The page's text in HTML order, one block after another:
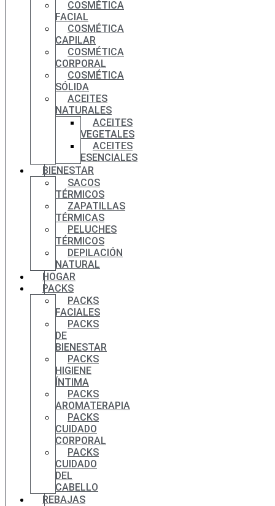
COSMÉTICA
FACIAL
COSMÉTICA
CAPILAR
COSMÉTICA
CORPORAL
COSMÉTICA
SÓLIDA
ACEITES
NATURALES
ACEITES
VEGETALES
ACEITES
ESENCIALES
BIENESTAR
SACOS
TÉRMICOS
ZAPATILLAS
TÉRMICAS
PELUCHES
TÉRMICOS
DEPILACIÓN
NATURAL
HOGAR
PACKS
PACKS
FACIALES
PACKS
DE
BIENESTAR
PACKS
HIGIENE
ÍNTIMA
PACKS
AROMATERAPIA
PACKS
CUIDADO
CORPORAL
PACKS
CUIDADO
DEL
CABELLO
REBAJAS